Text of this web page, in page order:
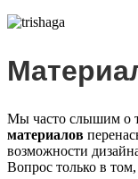
Мы часто слышим о
материалов
возможности
Вопрос только в